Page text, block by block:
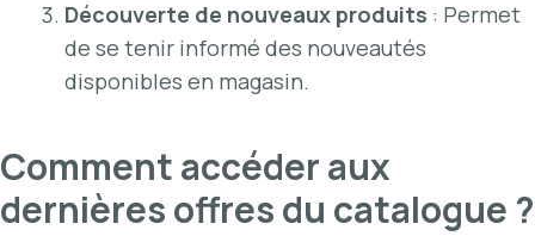
Découverte de nouveaux produits : Permet
de se tenir informé des nouveautés
disponibles en magasin.
Comment accéder aux
dernières offres du catalogue ?